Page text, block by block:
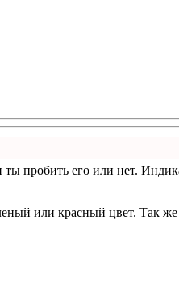
пробить его или нет.
или красный цвет. Так